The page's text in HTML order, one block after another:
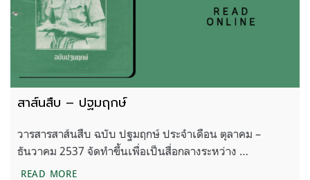
สาส์นสืบ – ปฐมฤกษ์
วารสารสาส์นสืบ ฉบับ ปฐมฤกษ์ ประจำเดือน ตุลาคม –
ธันวาคม 2537 จัดทำขึ้นเพื่อเป็นสื่อกลางระหว่าง …
READ MOREสาส์นสืบ – ปฐมฤกษ์